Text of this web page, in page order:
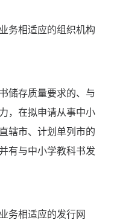
相适应的组织机构
存质量要求的、与
，在拟申请从事中小
辖市、计划单列市的
有与中小学教科书发
相适应的发行网